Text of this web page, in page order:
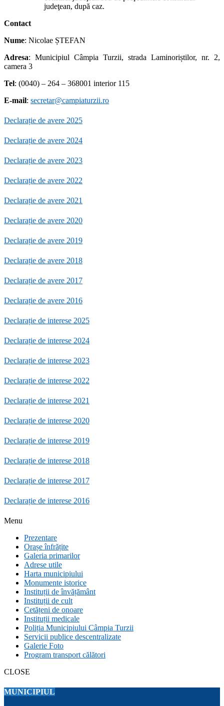
judeţean, după caz.
Contact
Nume: Nicolae ȘTEFAN
Adresa: Municipiul Câmpia Turzii, strada Laminoriștilor, nr. 2,
camera 3
Tel: (0040) – 264 – 368001 interior 115
E-mail: secretar@campiaturzii.ro
Declarație de avere 2025
Declarație de avere 2024
Declarație de avere 2023
Declarație de avere 2022
Declarație de avere 2021
Declarație de avere 2020
Declarație de avere 2019
Declarație de avere 2018
Declarație de avere 2017
Declarație de avere 2016
Declarație de interese 2025
Declarație de interese 2024
Declarație de interese 2023
Declarație de interese 2022
Declarație de interese 2021
Declarație de interese 2020
Declarație de interese 2019
Declarație de interese 2018
Declarație de interese 2017
Declarație de interese 2016
Menu
Prezentare
Orașe înfrățite
Galeria primarilor
Adrese utile
Harta municipiului
Monumente istorice
Instituții de învățământ
Instituții de cult
Cetățeni de onoare
Instituții medicale
Poliția Municipiului Câmpia Turzii
Servicii publice descentralizate
Galerie Foto
Program transport călători
CLOSE
MUNICIPIUL